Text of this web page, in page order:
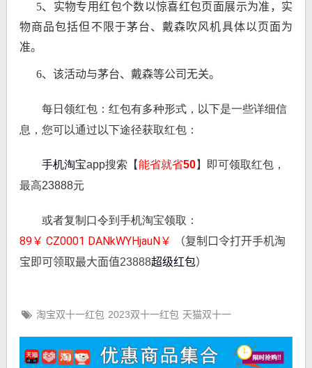
5、实物专用红包个数以惊喜红包页面展示为准，实
物商品包括但不限于茅台、戴森吹风机具体以页面为
准。
6、该活动与茅台、戴森等公司无关。
每日领红包：红包有多种形式，以下是一些详细信
息，您可以通过以下途径获取红包：
手机淘宝app搜索【能省就省50】即可领取红包，
最高23888元
或者复制口令到手机淘宝领取：
89￥ CZ0001 DANkWYHjauN￥
（复制口令打开手机淘
宝即可领取最大面值23888超级红包）
淘宝双十一红包 2023双十一红包 天猫双十一